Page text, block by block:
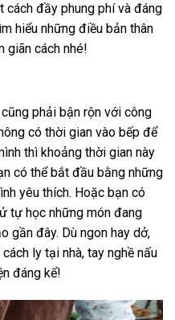
cách đầy phung phí và đáng
hiểu những điều bản thân
giãn cách nhé!
phải bận rộn với công
có thời gian vào bếp để
thì khoảng thời gian này
có thể bắt đầu bằng những
yêu thích. Hoặc bạn có
tự học những món đang
gần đây. Dù ngon hay dở,
ly tại nhà, tay nghề nấu
đáng kể!